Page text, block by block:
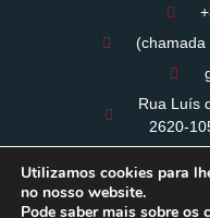
(chamada
Rua Luís
2620-
Utilizamos cookies para
no nosso website.
Pode saber mais sobre